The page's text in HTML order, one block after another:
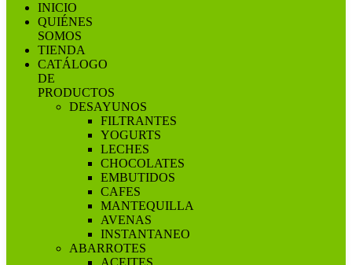
INICIO
QUIÉNES
SOMOS
TIENDA
CATÁLOGO
DE
PRODUCTOS
DESAYUNOS
FILTRANTES
YOGURTS
LECHES
CHOCOLATES
EMBUTIDOS
CAFES
MANTEQUILLA
AVENAS
INSTANTANEO
ABARROTES